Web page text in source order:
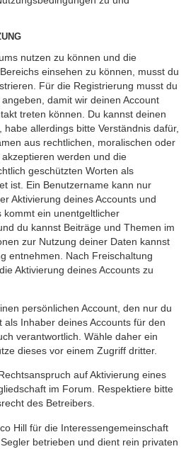
nutzen zu können und die
einsehen zu können, musst du
Für die Registrierung musst du
damit wir deinen Account
treten können. Du kannst deinen
allerdings bitte Verständnis dafür,
aus rechtlichen, moralischen oder
werden und die
geschützten Worten als
ist. Ein Benutzername kann nur
Aktivierung deines Accounts und
ein unentgeltlicher
du kannst Beiträge und Themen im
zur Nutzung deiner Daten kannst
entnehmen. Nach Freischaltung
Aktivierung deines Accounts zu
persönlichen Account, den nur du
Inhaber deines Accounts für den
verantwortlich. Wähle daher ein
dieses vor einem Zugriff dritter.
auf Aktivierung eines
im Forum. Respektiere bitte
des Betreibers.
Hill für die Interessengemeinschaft
betrieben und dient rein privaten